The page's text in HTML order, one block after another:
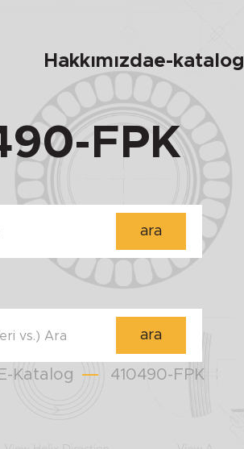
Hakkımızdae-katalog
FPK
ara
vs.) Ara ara
E-Katalog 410490-FPK